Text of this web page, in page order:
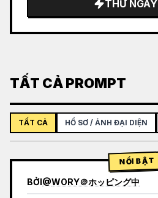
THỬ NGAY
TẤT CẢ PROMPT
TẤT CẢ HỒ SƠ / ẢNH ĐẠI DIỆN
NỔI BẬT
BỞI@WORY＠ホッピング中